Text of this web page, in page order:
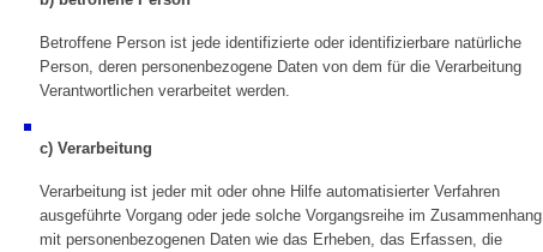
Betroffene Person ist jede identifizierte oder identifizierbare natürliche
Person, deren personenbezogene Daten von dem für die Verarbeitung
Verantwortlichen verarbeitet werden.
c) Verarbeitung
Verarbeitung ist jeder mit oder ohne Hilfe automatisierter Verfahren
ausgeführte Vorgang oder jede solche Vorgangsreihe im Zusammenhang
mit personenbezogenen Daten wie das Erheben, das Erfassen, die